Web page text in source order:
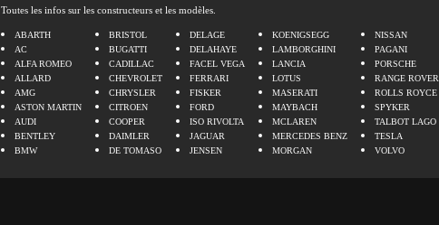
Toutes les infos sur les constructeurs et les modèles.
ABARTH
AC
ALFA ROMEO
ALLARD
AMG
ASTON MARTIN
AUDI
BENTLEY
BMW
BRISTOL
BUGATTI
CADILLAC
CHEVROLET
CHRYSLER
CITROEN
COOPER
DAIMLER
DE TOMASO
DELAGE
DELAHAYE
FACEL VEGA
FERRARI
FISKER
FORD
ISO RIVOLTA
JAGUAR
JENSEN
KOENIGSEGG
LAMBORGHINI
LANCIA
LOTUS
MASERATI
MAYBACH
MCLAREN
MERCEDES BENZ
MORGAN
NISSAN
PAGANI
PORSCHE
RANGE ROVER
ROLLS ROYCE
SPYKER
TALBOT LAGO
TESLA
VOLVO